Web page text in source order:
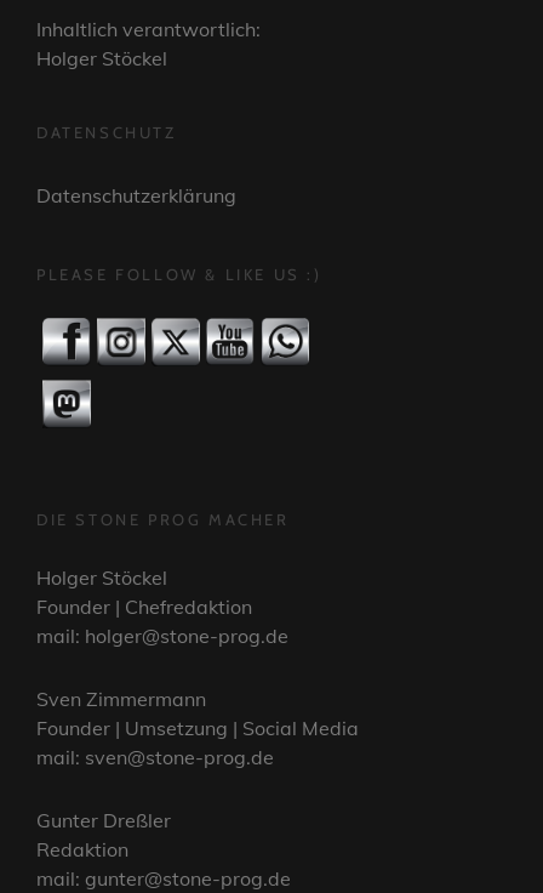
Inhaltlich verantwortlich:
Holger Stöckel
DATENSCHUTZ
Datenschutzerklärung
PLEASE FOLLOW & LIKE US :)
DIE STONE PROG MACHER
Holger Stöckel
Founder | Chefredaktion
mail: holger@stone-prog.de
Sven Zimmermann
Founder | Umsetzung | Social Media
mail: sven@stone-prog.de
Gunter Dreßler
Redaktion
mail: gunter@stone-prog.de